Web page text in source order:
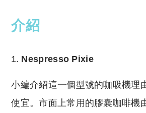
介紹
Nespresso Pixie
小編介紹這一個型號的咖吸機
使宜。市面上常用的膠囊咖啡機